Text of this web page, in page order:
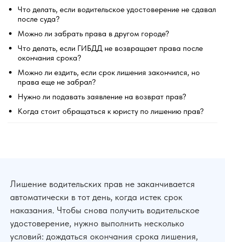
Что делать, если водительское удостоверение не сдавал
после суда?
Можно ли забрать права в другом городе?
Что делать, если ГИБДД не возвращает права после
окончания срока?
Можно ли ездить, если срок лишения закончился, но
права еще не забрал?
Нужно ли подавать заявление на возврат прав?
Когда стоит обращаться к юристу по лишению прав?
Лишение водительских прав не заканчивается
автоматически в тот день, когда истек срок
наказания. Чтобы снова получить водительское
удостоверение, нужно выполнить несколько
условий: дождаться окончания срока лишения,